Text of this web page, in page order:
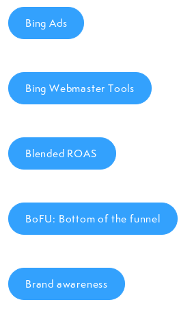
Bing Ads
Bing Webmaster Tools
Blended ROAS
BoFU: Bottom of the funnel
Brand awareness